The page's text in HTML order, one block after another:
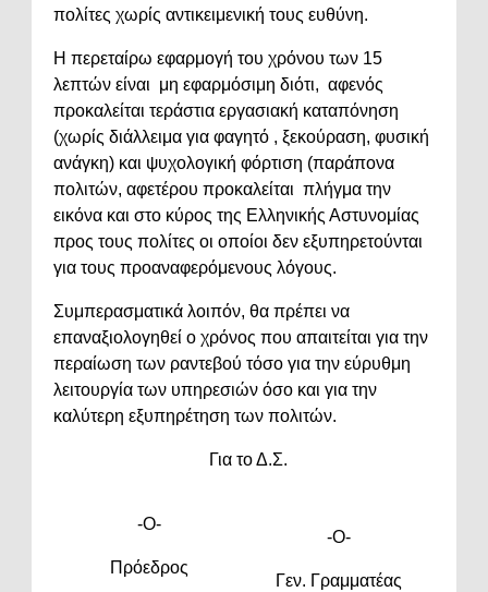
πολίτες χωρίς αντικειμενική τους ευθύνη.
Η περεταίρω εφαρμογή του χρόνου των 15
λεπτών είναι μη εφαρμόσιμη διότι, αφενός
προκαλείται τεράστια εργασιακή καταπόνηση
(χωρίς διάλλειμα για φαγητό , ξεκούραση, φυσική
ανάγκη) και ψυχολογική φόρτιση (παράπονα
πολιτών, αφετέρου προκαλείται πλήγμα την
εικόνα και στο κύρος της Ελληνικής Αστυνομίας
προς τους πολίτες οι οποίοι δεν εξυπηρετούνται
για τους προαναφερόμενους λόγους.
Συμπερασματικά λοιπόν, θα πρέπει να
επαναξιολογηθεί ο χρόνος που απαιτείται για την
περαίωση των ραντεβού τόσο για την εύρυθμη
λειτουργία των υπηρεσιών όσο και για την
καλύτερη εξυπηρέτηση των πολιτών.
Για το Δ.Σ.
-Ο-
Πρόεδρος
-Ο-
Γεν. Γραμματέας